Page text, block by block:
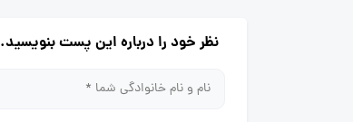
نظر خود را درباره این پست بنویسید.